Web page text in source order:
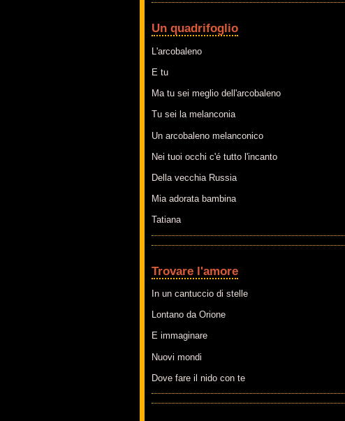
Un quadrifoglio
L'arcobaleno
E tu
Ma tu sei meglio dell'arcobaleno
Tu sei la melanconia
Un arcobaleno melanconico
Nei tuoi occhi c'é tutto l'incanto
Della vecchia Russia
Mia adorata bambina
Tatiana
Trovare l'amore
In un cantuccio di stelle
Lontano da Orione
E immaginare
Nuovi mondi
Dove fare il nido con te